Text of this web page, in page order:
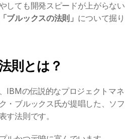
しても開発スピードが上がらない
「ブルックスの法則」 について掘り
則とは？
IBMの伝説的なプロジェクトマネ
・ブルックス氏が提唱した、ソフ
す法則です。